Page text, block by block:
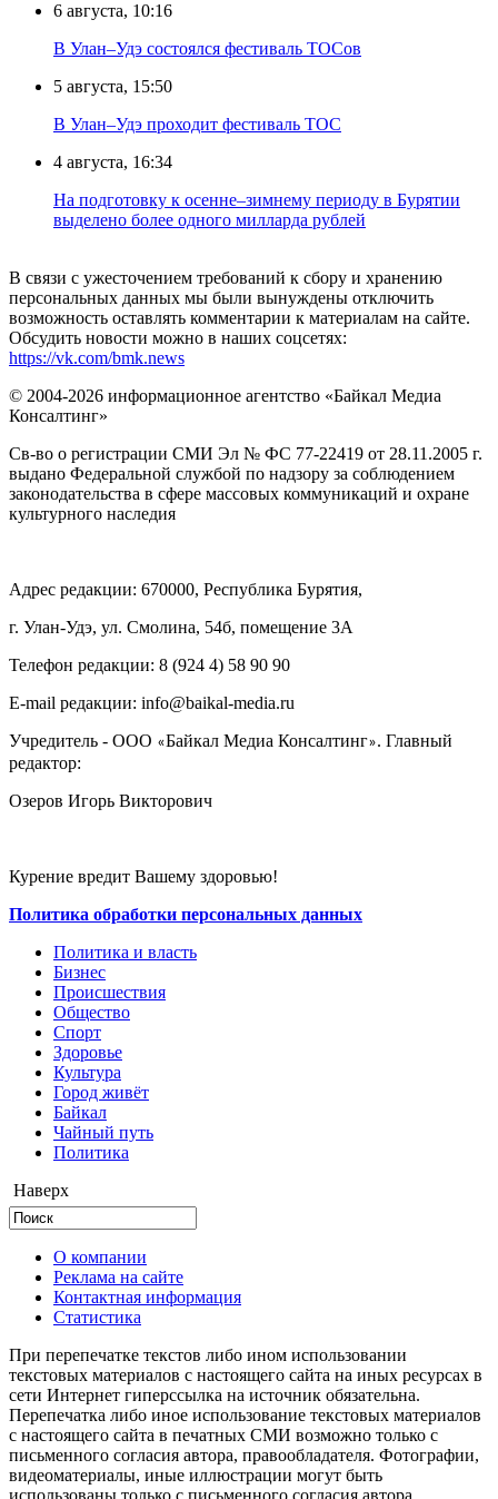
6 августа, 10:16
В Улан–Удэ состоялся фестиваль ТОСов
5 августа, 15:50
В Улан–Удэ проходит фестиваль ТОС
4 августа, 16:34
На подготовку к осенне–зимнему периоду в Бурятии
выделено более одного милларда рублей
В связи с ужесточением требований к сбору и хранению
персональных данных мы были вынуждены отключить
возможность оставлять комментарии к материалам на сайте.
Обсудить новости можно в наших соцсетях:
https://vk.com/bmk.news
© 2004-2026 информационное агентство «Байкал Медиа
Консалтинг»
Св-во о регистрации СМИ Эл № ФС 77-22419 от 28.11.2005 г.
выдано Федеральной службой по надзору за соблюдением
законодательства в сфере массовых коммуникаций и охране
культурного наследия
Адрес редакции: 670000, Республика Бурятия,
г. Улан-Удэ, ул. Смолина, 54б, помещение 3А
Телефон редакции: ‎‎8 (924 4) 58 90 90
E-mail редакции: info@baikal-media.ru
Учредитель - ООО «Байкал Медиа Консалтинг». Главный
редактор:
Озеров Игорь Викторович
Курение вредит Вашему здоровью!
Политика обработки персональных данных
Политика и власть
Бизнес
Происшествия
Общество
Cпорт
Здоровье
Культура
Город живёт
Байкал
Чайный путь
Политика
Наверх
О компании
Реклама на сайте
Контактная информация
Статистика
При перепечатке текстов либо ином использовании
текстовых материалов с настоящего сайта на иных ресурсах в
сети Интернет гиперссылка на источник обязательна.
Перепечатка либо иное использование текстовых материалов
с настоящего сайта в печатных СМИ возможно только с
письменного согласия автора, правообладателя. Фотографии,
видеоматериалы, иные иллюстрации могут быть